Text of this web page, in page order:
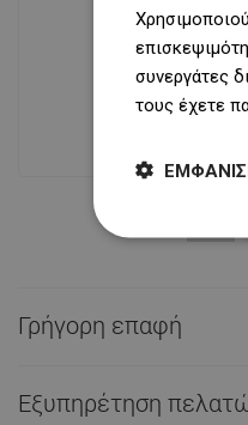
Σύγχρονο
31 000 m² με
θέσεις
Γρήγορη επαφή
Εξυπηρέτηση
συνεργάτες
τους έχετε